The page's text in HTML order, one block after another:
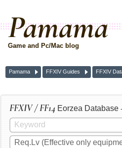
Pamama
Game and Pc/Mac blog
Pamama FFXIV Guides FFXIV
FFXIV / FF14 Eorzea Database